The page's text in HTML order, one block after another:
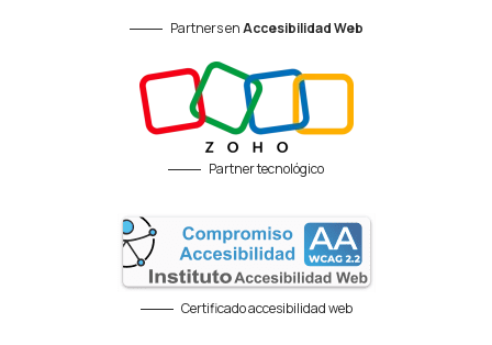
Partners enAccesibilidad Web
Partner tecnológico
Certificado accesibilidad web